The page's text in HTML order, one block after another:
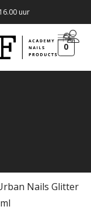
uur
0
Nails Glitter